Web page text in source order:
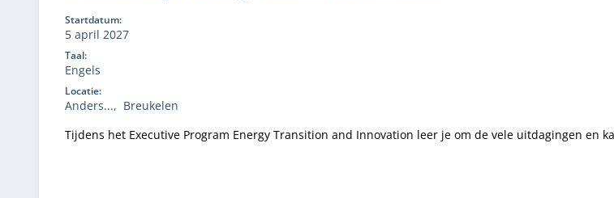
Startdatum:
5 april 2027
Taal:
Engels
Locatie:
Anders...
Breukelen
Tijdens het Executive Program Energy Transition and Innovation leer je om de vele uitdagingen en